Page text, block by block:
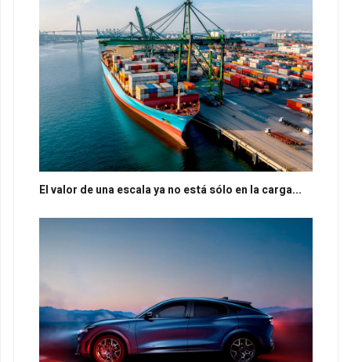
El valor de una escala ya no está sólo en la carga...